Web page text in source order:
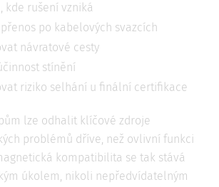
kde rušení vzniká
po kabelových svazcích
návratové cesty
stínění
riziko selhání u finální certifikace
lze odhalit klíčové zdroje
problémů dříve, než ovlivní funkci
kompatibilita se tak stává
úkolem, nikoli nepředvídatelným